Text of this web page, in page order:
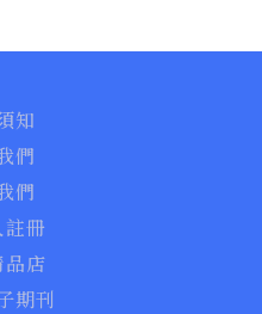
知
們
們
冊
店
期刊